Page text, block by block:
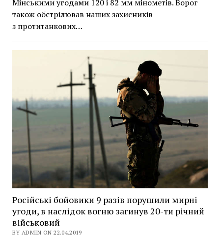
Мінськими угодами 120 і 82 мм мінометів. Ворог
також обстрілював наших захисників
з протитанкових…
Російські бойовики 9 разів порушили мирні
угоди, в наслідок вогню загинув 20-ти річний
військовий
BY ADMIN ON 22.04.2019